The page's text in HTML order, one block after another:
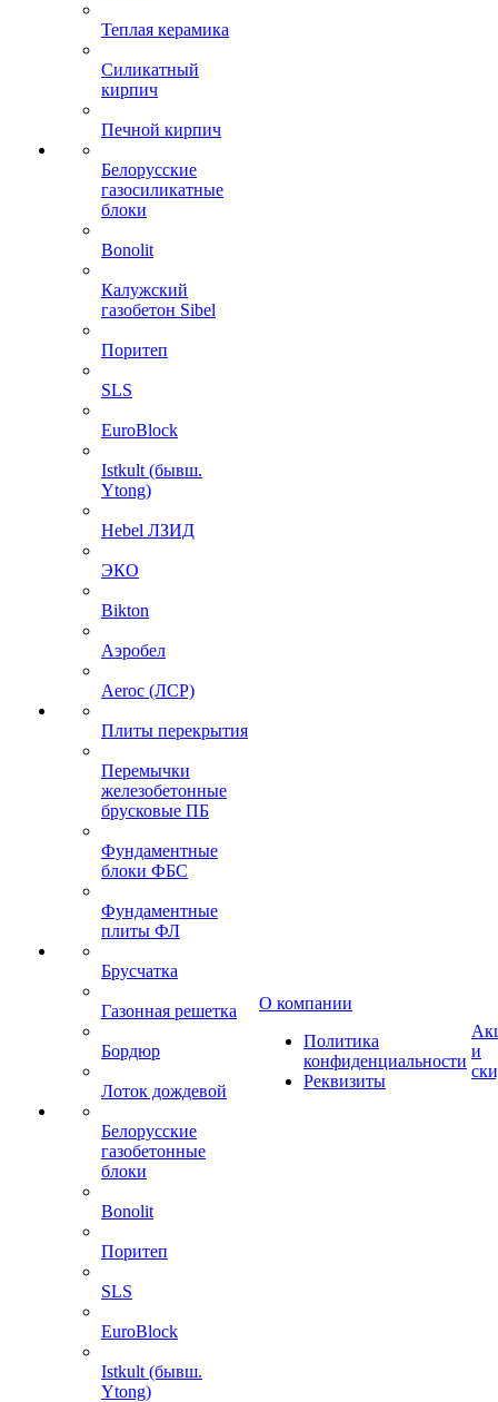
Теплая керамика
Силикатный
кирпич
Печной кирпич
Белорусские
газосиликатные
блоки
Bonolit
Калужский
газобетон Sibel
Поритеп
SLS
EuroBlock
Istkult (бывш.
Ytong)
Hebel ЛЗИД
ЭКО
Bikton
Аэробел
Aeroc (ЛСР)
Плиты перекрытия
Перемычки
железобетонные
брусковые ПБ
Фундаментные
блоки ФБС
Фундаментные
плиты ФЛ
Брусчатка
Газонная решетка
Бордюр
Лоток дождевой
Белорусские
газобетонные
блоки
Bonolit
Поритеп
SLS
EuroBlock
Istkult (бывш.
Ytong)
О компании
Политика
конфиденциальности
Реквизиты
и